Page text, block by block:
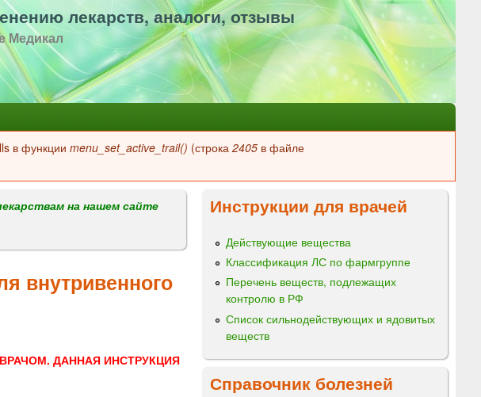
лекарств, аналоги, отзывы
Медикал
в функции menu_set_active_trail() (строка 2405 в файле
на нашем сайте
внутривенного
ДАННАЯ ИНСТРУКЦИЯ
Инструкции для врачей
Действующие вещества
Классификация ЛС по фармгруппе
Перечень веществ, подлежащих
контролю в РФ
Список сильнодействующих и ядовитых
веществ
Справочник болезней